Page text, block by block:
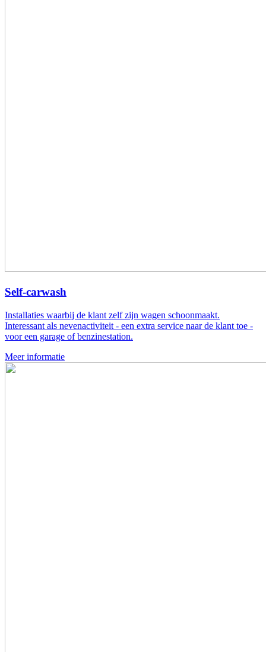
Self-carwash
Installaties waarbij de klant zelf zijn wagen schoonmaakt.
Interessant als nevenactiviteit - een extra service naar de klant toe -
voor een garage of benzinestation.
Meer informatie